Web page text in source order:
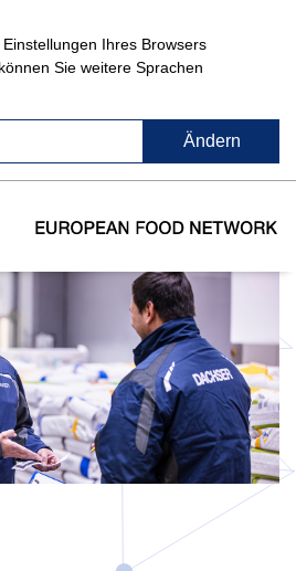
Ihres Browsers
Sie weitere Sprachen
Ändern